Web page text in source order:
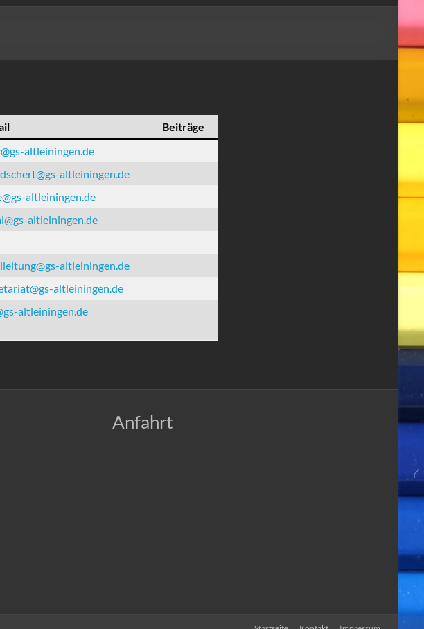
Beiträge
altleiningen.de
altleiningen.de
altleiningen.de
altleiningen.de
altleiningen.de
altleiningen.de
altleiningen.de
Anfahrt